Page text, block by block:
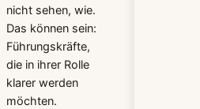
nicht sehen, wie.
Das können sein:
Führungskräfte,
die in ihrer Rolle
klarer werden
möchten.